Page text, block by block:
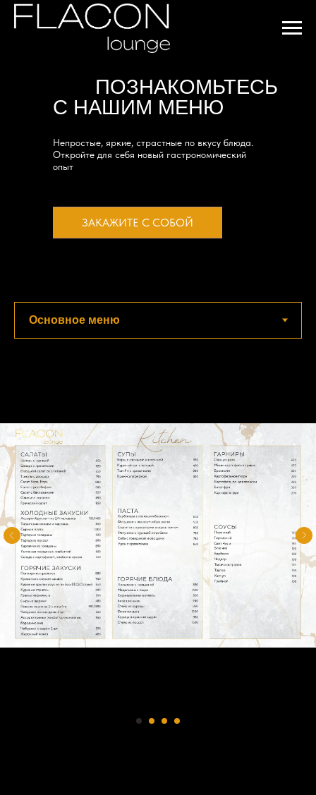
Непростые, яркие, страстные по вкусу блюда.
Откройте для себя новый гастрономический
опыт
ПОЗНАКОМЬТЕСЬ
С НАШИМ МЕНЮ
ЗАКАЖИТЕ С СОБОЙ